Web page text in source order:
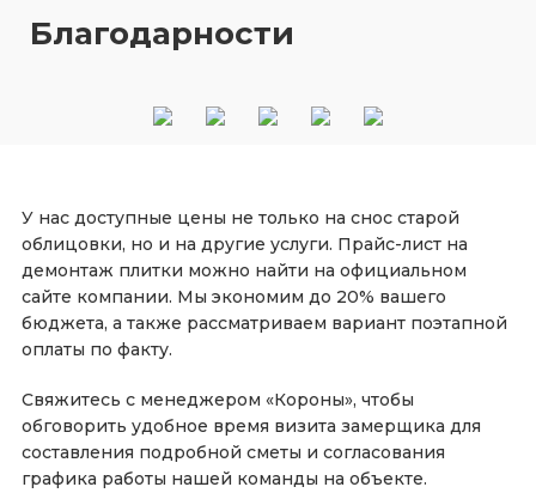
Благодарности
У нас доступные цены не только на снос старой
облицовки, но и на другие услуги. Прайс-лист на
демонтаж плитки можно найти на официальном
сайте компании. Мы экономим до 20% вашего
бюджета, а также рассматриваем вариант поэтапной
оплаты по факту.
Свяжитесь с менеджером «Короны», чтобы
обговорить удобное время визита замерщика для
составления подробной сметы и согласования
графика работы нашей команды на объекте.